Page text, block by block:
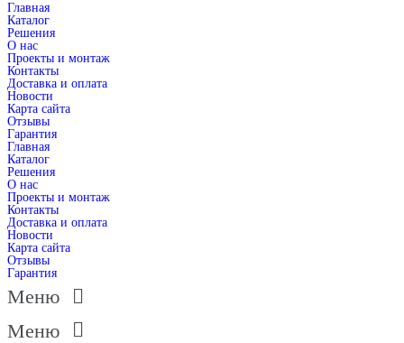
Главная
Каталог
Решения
О нас
Проекты и монтаж
Контакты
Доставка и оплата
Новости
Карта сайта
Отзывы
Гарантия
Главная
Каталог
Решения
О нас
Проекты и монтаж
Контакты
Доставка и оплата
Новости
Карта сайта
Отзывы
Гарантия
Меню
Меню